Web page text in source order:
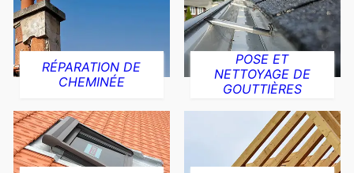
RÉPARATION DE
CHEMINÉE
POSE ET
NETTOYAGE DE
GOUTTIÈRES